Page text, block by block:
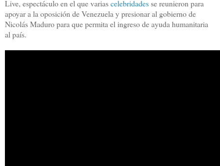
Live, espectáculo en el que variascelebridadesse reunieron para
apoyar a la oposición de Venezuela y presionar al gobierno de
Nicolás Maduro para que permita el ingreso de ayuda humanitaria
al país.